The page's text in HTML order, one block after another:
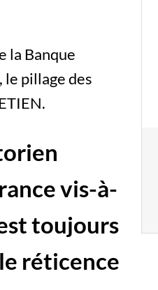
la Banque
le pillage des
vis-à-
toujours
réticence